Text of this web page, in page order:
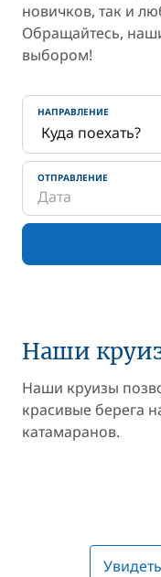
новичков, так и
Обращайтесь,
выбором!
НАПРАВЛЕНИЕ
ОТПРАВЛЕНИЕ
Наши
Наши круизы
красивые берега
катамаранов.